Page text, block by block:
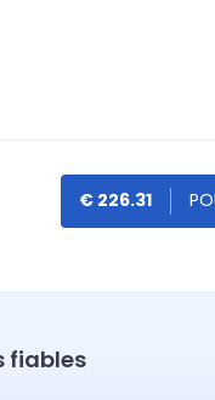
€ 226.31
fiables